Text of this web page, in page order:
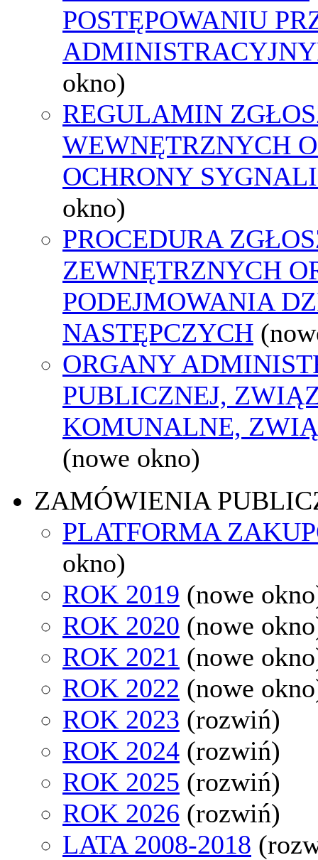
POSTĘPOWANIU
okno)
REGULAMIN
WEWNĘTRZNYCH
OCHRONY
okno)
PROCEDURA
ZEWNĘTRZNYCH
PODEJMOWANIA
NASTĘPCZYCH
ORGANY
PUBLICZNEJ,
KOMUNALNE,
(nowe okno)
ZAMÓWIENIA
PLATFORMA
okno)
ROK 2019 (nowe
ROK 2020 (nowe
ROK 2021 (nowe
ROK 2022 (nowe
ROK 2023 (rozwiń)
ROK 2024 (rozwiń)
ROK 2025 (rozwiń)
ROK 2026 (rozwiń)
LATA 2008-2018